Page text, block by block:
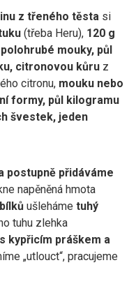
z třeného těsta si
(třeba Heru), 120 g
mouky, půl
citronovou kůru z
citronu, mouku nebo
formy, půl kilogramu
švestek, jeden
postupně přidáváme
napěněná hmota
ušleháme tuhý
tuhu zlehka
kypřicím práškem a
„utlouct“, pracujeme